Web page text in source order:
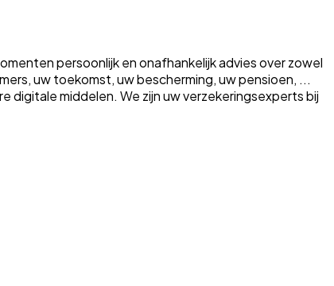
persoonlijk en onafhankelijk advies over zowel
uw toekomst, uw bescherming, uw pensioen, ...
digitale middelen. We zijn uw verzekeringsexperts bij